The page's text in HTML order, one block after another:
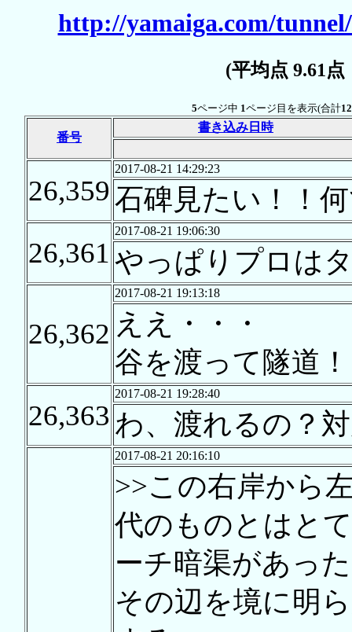
http://yamaiga.com/
(平均点 9.61
5ページ中 1ページ目を表示(合計
番号
書き込み日時
26,359
2017-08-21 14:29:23
石碑見たい！！
26,361
2017-08-21 19:06:30
やっぱりプロは
26,362
2017-08-21 19:13:18
ええ・・・
谷を渡って隧道！
26,363
2017-08-21 19:28:40
わ、渡れるの？
2017-08-21 20:16:10
>>この右岸から
代のものとはと
ーチ暗渠があっ
その辺を境に明